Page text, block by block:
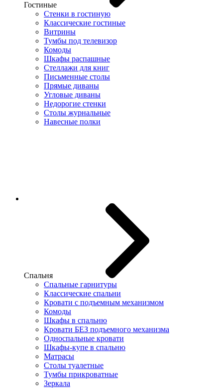
Гостиные
Стенки в гостиную
Классические гостиные
Витрины
Тумбы под телевизор
Комоды
Шкафы распашные
Стеллажи для книг
Письменные столы
Прямые диваны
Угловые диваны
Недорогие стенки
Столы журнальные
Навесные полки
Спальня
Спальные гарнитуры
Классические спальни
Кровати с подъемным механизмом
Комоды
Шкафы в спальню
Кровати БЕЗ подъемного механизма
Односпальные кровати
Шкафы-купе в спальню
Матрасы
Столы туалетные
Тумбы прикроватные
Зеркала